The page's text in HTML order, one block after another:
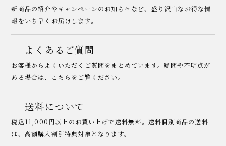
新商品の紹介やキャンペーンのお知らせなど、盛り沢山なお得な情
報をいち早くお届けします。
よくあるご質問
お客様からよくいただくご質問をまとめています。疑問や不明点が
ある場合は、こちらをご覧ください。
送料について
税込11,000円以上のお買い上げで送料無料。送料個別商品の送料
は、高額購入割引特典対象となります。